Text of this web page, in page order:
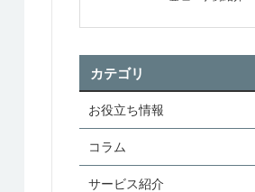
カテゴリ
お役立ち情報
コラム
サービス紹介